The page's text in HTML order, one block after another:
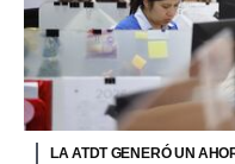
LA ATDT GENERÓ UN